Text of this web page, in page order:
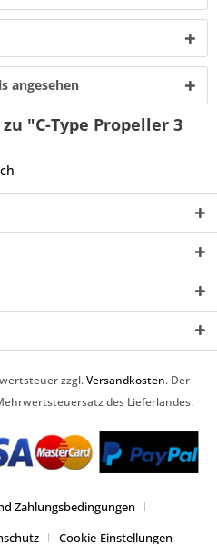
angesehen
"C-Type Propeller 3
zzgl.Versandkosten. Der
des Lieferlandes.
Zahlungsbedingungen
Cookie-Einstellungen